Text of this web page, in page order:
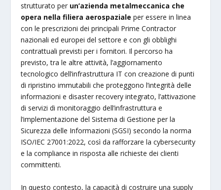
strutturato per un’azienda metalmeccanica che
opera nella filiera aerospaziale per essere in linea
con le prescrizioni dei principali Prime Contractor
nazionali ed europei del settore e con gli obblighi
contrattuali previsti per i fornitori. Il percorso ha
previsto, tra le altre attività, l’aggiornamento
tecnologico dell’infrastruttura IT con creazione di punti
di ripristino immutabili che proteggono l’integrità delle
informazioni e disaster recovery integrato, l’attivazione
di servizi di monitoraggio dell’infrastruttura e
l’implementazione del Sistema di Gestione per la
Sicurezza delle Informazioni (SGSI) secondo la norma
ISO/IEC 27001:2022, così da rafforzare la cybersecurity
e la compliance in risposta alle richieste dei clienti
committenti.
In questo contesto, la capacità di costruire una supply